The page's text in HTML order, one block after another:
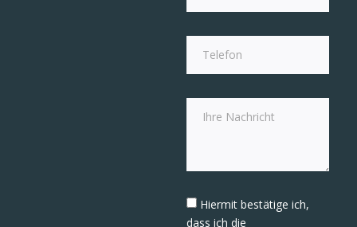
Hiermit bestätige ich,
dass ich die